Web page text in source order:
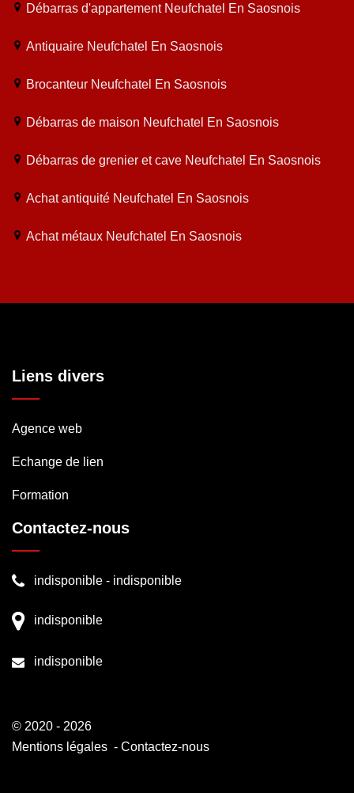
Débarras d'appartement Neufchatel En Saosnois
Antiquaire Neufchatel En Saosnois
Brocanteur Neufchatel En Saosnois
Débarras de maison Neufchatel En Saosnois
Débarras de grenier et cave Neufchatel En Saosnois
Achat antiquité Neufchatel En Saosnois
Achat métaux Neufchatel En Saosnois
Liens divers
Agence web
Echange de lien
Formation
Contactez-nous
indisponible - indisponible
indisponible
indisponible
© 2020 - 2026
Mentions légales - Contactez-nous